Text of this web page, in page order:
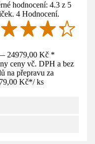
hodnocení: 4.3 z 5
4 Hodnocení.
24979,00 Kč *
ceny vč. DPH a bez
na přepravu za
Kč*/ ks